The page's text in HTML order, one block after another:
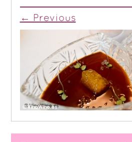
← Previous